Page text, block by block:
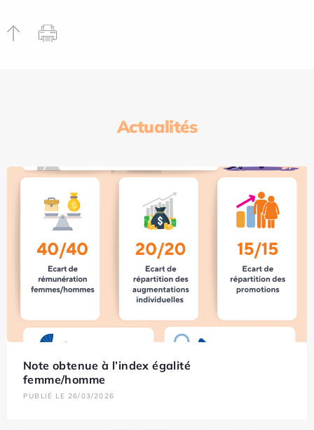
Actualités
Note obtenue à l’index égalité
femme/homme
PUBLIÉ LE 26/03/2026